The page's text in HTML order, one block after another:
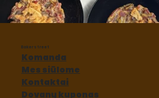
Komanda
Mes siūlome
Kontaktai
Dovanų kuponas
Baker street